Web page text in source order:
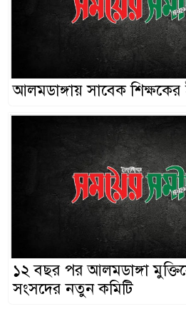
আলমডাঙ্গায় সাবেক শিক্ষকের
১২ বছর পর আলমডাঙ্গা
সংসদের নতুন কমিটি